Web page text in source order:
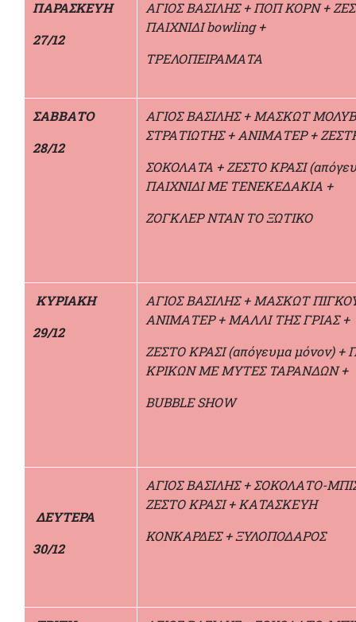
ΠΑΡΑΣΚΕΥΗ
27/12
ΑΓΙΟΣ ΒΑΣΙΛΗΣ + ΠΟΠ ΚΟΡΝ +
ΠΑΙΧΝΙΔΙ bowling +
ΤΡΕΛΟΠΕΙΡΑΜΑΤΑ
ΣΑΒΒΑΤΟ
28/12
ΑΓΙΟΣ ΒΑΣΙΛΗΣ + ΜΑΣΚΩΤ
ΣΤΡΑΤΙΩΤΗΣ + ΑΝΙΜΑΤΕΡ +
ΣΟΚΟΛΑΤΑ + ΖΕΣΤΟ ΚΡΑΣΙ
ΠΑΙΧΝΙΔΙ ΜΕ ΤΕΝΕΚΕΔΑΚΙΑ +
ΖΟΓΚΛΕΡ ΝΤΑΝ ΤΟ ΞΩΤΙΚΟ
ΚΥΡΙΑΚΗ
29/12
ΑΓΙΟΣ ΒΑΣΙΛΗΣ + ΜΑΣΚΩΤ
ΑΝΙΜΑΤΕΡ + ΜΑΛΛΙ ΤΗΣ ΓΡΙΑΣ +
ΖΕΣΤΟ ΚΡΑΣΙ (απόγευμα μόνον) +
ΚΡΙΚΩΝ ΜΕ ΜΥΤΕΣ ΤΑΡΑΝΔΩΝ +
BUBBLE SHOW
ΔΕΥΤΕΡΑ
30/12
ΑΓΙΟΣ ΒΑΣΙΛΗΣ + ΣΟΚΟΛΑΤΟ-
ΖΕΣΤΟ ΚΡΑΣΙ + ΚΑΤΑΣΚΕΥΗ
ΚΟΝΚΑΡΔΕΣ + ΞΥΛΟΠΟΔΑΡΟΣ